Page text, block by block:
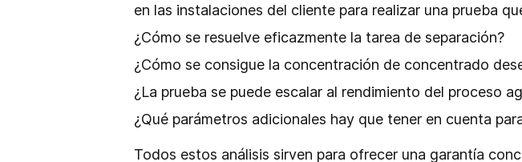
en las instalaciones del cliente para realizar una prueba
¿Cómo se resuelve eficazmente la tarea de separación?
¿Cómo se consigue la concentración de concentrado
¿La prueba se puede escalar al rendimiento del proceso
¿Qué parámetros adicionales hay que tener en cuenta
Todos estos análisis sirven para ofrecer una garantía